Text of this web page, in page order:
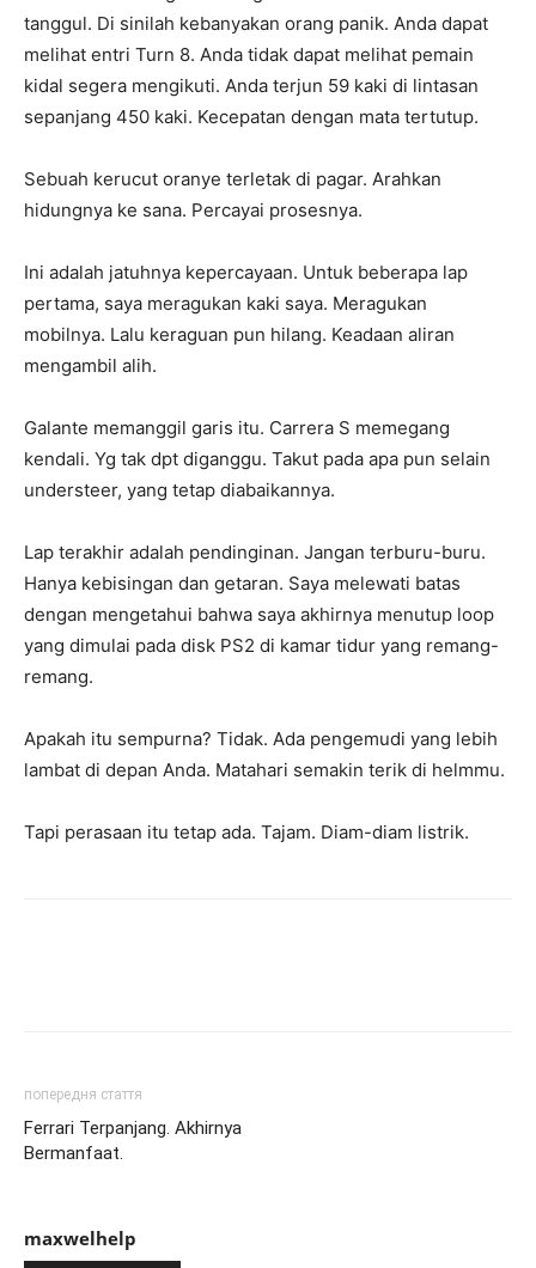
tanggul. Di sinilah kebanyakan orang panik. Anda dapat
melihat entri Turn 8. Anda tidak dapat melihat pemain
kidal segera mengikuti. Anda terjun 59 kaki di lintasan
sepanjang 450 kaki. Kecepatan dengan mata tertutup.
Sebuah kerucut oranye terletak di pagar. Arahkan
hidungnya ke sana. Percayai prosesnya.
Ini adalah jatuhnya kepercayaan. Untuk beberapa lap
pertama, saya meragukan kaki saya. Meragukan
mobilnya. Lalu keraguan pun hilang. Keadaan aliran
mengambil alih.
Galante memanggil garis itu. Carrera S memegang
kendali. Yg tak dpt diganggu. Takut pada apa pun selain
understeer, yang tetap diabaikannya.
Lap terakhir adalah pendinginan. Jangan terburu-buru.
Hanya kebisingan dan getaran. Saya melewati batas
dengan mengetahui bahwa saya akhirnya menutup loop
yang dimulai pada disk PS2 di kamar tidur yang remang-
remang.
Apakah itu sempurna? Tidak. Ada pengemudi yang lebih
lambat di depan Anda. Matahari semakin terik di helmmu.
Tapi perasaan itu tetap ada. Tajam. Diam-diam listrik.
попередня стаття
Ferrari Terpanjang. Akhirnya
Bermanfaat.
maxwelhelp